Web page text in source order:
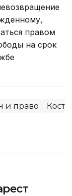
правом
на срок
и право